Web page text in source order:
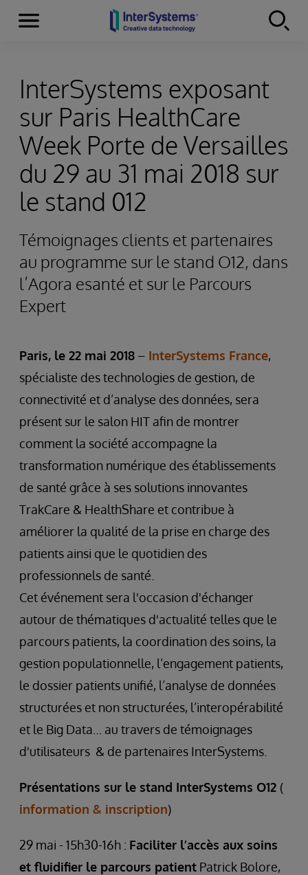
Skip to content
Menu
InterSystems exposant
sur Paris HealthCare
Week Porte de Versailles
du 29 au 31 mai 2018 sur
le stand 012
Témoignages clients et partenaires
au programme sur le stand O12, dans
l’Agora esanté et sur le Parcours
Expert
Paris, le 22 mai 2018 – InterSystems France,
spécialiste des technologies de gestion, de
connectivité et d’analyse des données, sera
présent sur le salon HIT afin de montrer
comment la société accompagne la
transformation numérique des établissements
de santé grâce à ses solutions innovantes
TrakCare & HealthShare et contribue à
améliorer la qualité de la prise en charge des
patients ainsi que le quotidien des
professionnels de santé.
Cet événement sera l'occasion d'échanger
autour de thématiques d'actualité telles que le
parcours patients, la coordination des soins, la
gestion populationnelle, l’engagement patients,
le dossier patients unifié, l’analyse de données
structurées et non structurées, l’interopérabilité
et le Big Data… au travers de témoignages
d'utilisateurs & de partenaires InterSystems.
Présentations sur le stand InterSystems O12 (
information & inscription)
29 mai - 15h30-16h : Faciliter l’accès aux soins
et fluidifier le parcours patient Patrick Bolore,